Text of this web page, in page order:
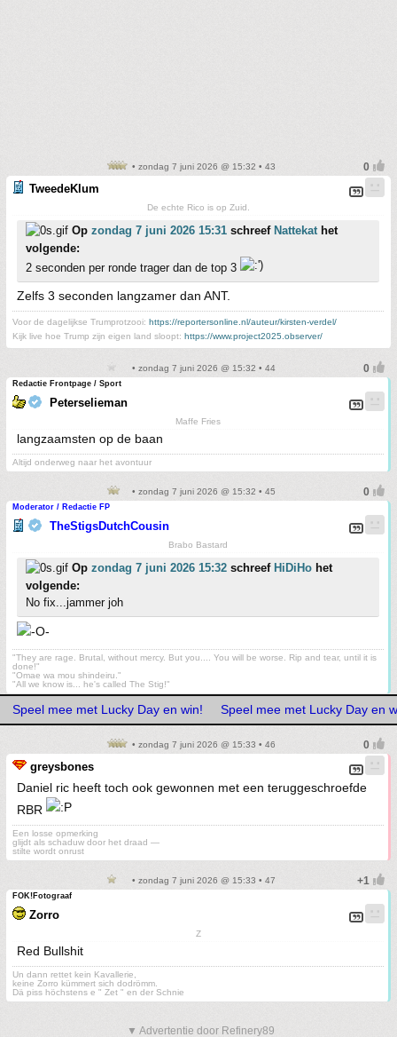
• zondag 7 juni 2026 @ 15:32 • 43
TweedeKlum
De echte Rico is op Zuid.
Op zondag 7 juni 2026 15:31 schreef Nattekathet
volgende:
2 seconden per ronde trager dan de top 3
Zelfs 3 seconden langzamer dan ANT.
Voor de dagelijkse Trumprotzooi: https://reportersonline.nl/auteur/kirsten-verdel/
Kijk live hoe Trump zijn eigen land sloopt: https://www.project2025.observer/
• zondag 7 juni 2026 @ 15:32 • 44
Redactie Frontpage / Sport
Peterselieman
Maffe Fries
langzaamsten op de baan
Altijd onderweg naar het avontuur
• zondag 7 juni 2026 @ 15:32 • 45
Moderator / Redactie FP
TheStigsDutchCousin
Brabo Bastard
Op zondag 7 juni 2026 15:32 schreef HiDiHo het
volgende:
No fix...jammer joh
"They are rage. Brutal, without mercy. But you.... You will be worse. Rip and tear, until it is
done!"
"Omae wa mou shindeiru."
"All we know is... he's called The Stig!"
Speel mee met Lucky Day en win! Speel mee met Lucky Day en
• zondag 7 juni 2026 @ 15:33 • 46
greysbones
Daniel ric heeft toch ook gewonnen met een teruggeschroefde
RBR
Een losse opmerking
glijdt als schaduw door het draad —
stilte wordt onrust
• zondag 7 juni 2026 @ 15:33 • 47
FOK!Fotograaf
Zorro
Z
Red Bullshit
Un dann rettet kein Kavallerie,
keine Zorro kümmert sich dodrömm.
Dä piss höchstens e " Zet " en der Schnie
▼ Advertentie door Refinery89